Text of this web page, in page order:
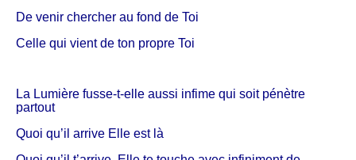
De venir chercher au fond de Toi
Celle qui vient de ton propre Toi
La Lumière fusse-t-elle aussi infime qui soit pénètre
partout
Quoi qu’il arrive Elle est là